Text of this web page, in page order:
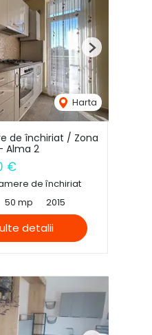
Harta
Next
de închiriat / Zona
Alma 2
€
de închiriat
50 mp 2015
detalii